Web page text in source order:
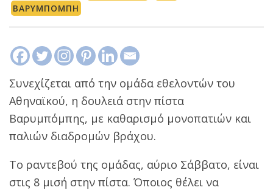
ΒΑΡΥΜΠΌΜΠΗ
Συνεχίζεται από την ομάδα εθελοντών του
Αθηναϊκού, η δουλειά στην πίστα
Βαρυμπόμπης, με καθαρισμό μονοπατιών και
παλιών διαδρομών βράχου.
Το ραντεβού της ομάδας, αύριο Σάββατο, είναι
στις 8 μισή στην πίστα. Όποιος θέλει να